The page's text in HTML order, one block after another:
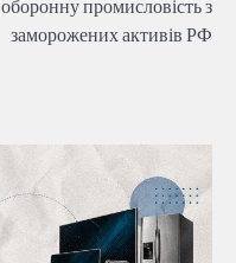
оборонну промисловість з
заморожених активів РФ